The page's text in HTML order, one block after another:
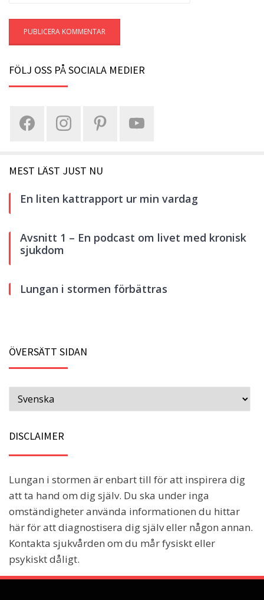
FÖLJ OSS PÅ SOCIALA MEDIER
MEST LÄST JUST NU
En liten kattrapport ur min vardag
Avsnitt 1 – En podcast om livet med kronisk
sjukdom
Lungan i stormen förbättras
ÖVERSÄTT SIDAN
DISCLAIMER
Lungan i stormen är enbart till för att inspirera dig
att ta hand om dig själv. Du ska under inga
omständigheter använda informationen du hittar
här för att diagnostisera dig själv eller någon annan.
Kontakta sjukvården om du mår fysiskt eller
psykiskt dåligt.